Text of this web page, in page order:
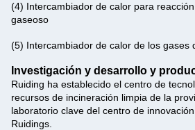
(4) Intercambiador de calor para
gaseoso
(5) Intercambiador de calor de los gases
Investigación y desarrollo y
Ruiding ha establecido el centro de
recursos de incineración limpia de la
laboratorio clave del centro de
Ruidings.